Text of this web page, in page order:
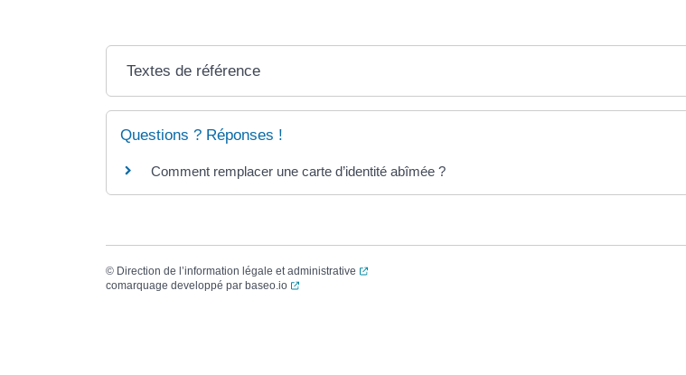
Textes de référence
Questions ? Réponses !
Comment remplacer une carte d’identité abîmée ?
© Direction de l’information légale et administrative
(ouverture dans un nouvel onglet)
comarquage developpé par baseo.io (ouverture dans un nouvel onglet)